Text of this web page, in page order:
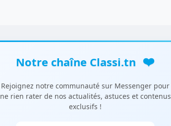
Notre chaîne Classi.tn ❤️
Rejoignez notre communauté sur Messenger pour
ne rien rater de nos actualités, astuces et contenus
exclusifs !